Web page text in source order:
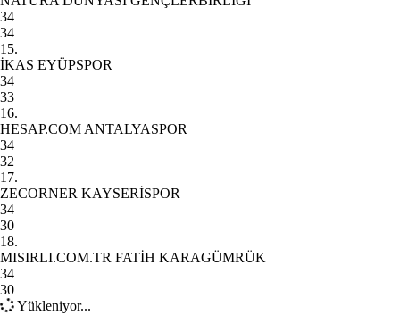
34
34
15.
İKAS EYÜPSPOR
34
33
16.
HESAP.COM ANTALYASPOR
34
32
17.
ZECORNER KAYSERİSPOR
34
30
18.
MISIRLI.COM.TR FATİH KARAGÜMRÜK
34
30
Yükleniyor...